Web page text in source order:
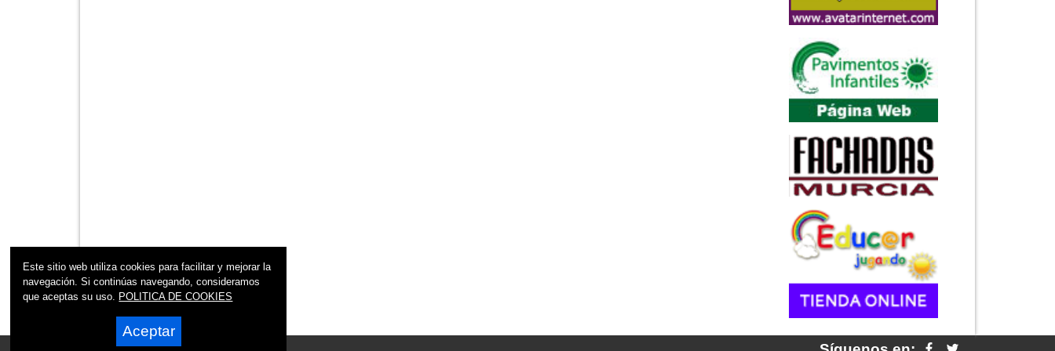
Este sitio web utiliza cookies para facilitar y mejorar la
navegación. Si continúas navegando, consideramos
que aceptas su uso. POLITICA DE COOKIES
Aceptar